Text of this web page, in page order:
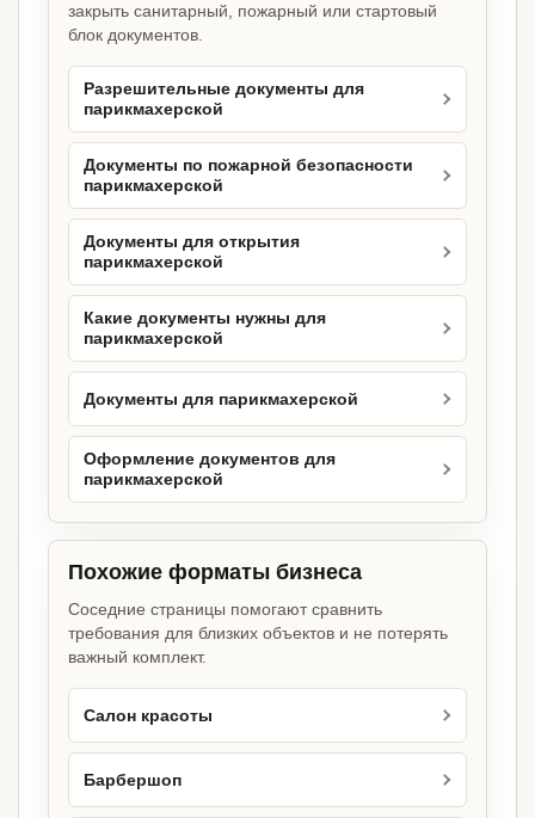
закрыть санитарный, пожарный или стартовый
блок документов.
Разрешительные документы для
парикмахерской
Документы по пожарной безопасности
парикмахерской
Документы для открытия
парикмахерской
Какие документы нужны для
парикмахерской
Документы для парикмахерской
Оформление документов для
парикмахерской
Похожие форматы бизнеса
Соседние страницы помогают сравнить
требования для близких объектов и не потерять
важный комплект.
Салон красоты
Барбершоп